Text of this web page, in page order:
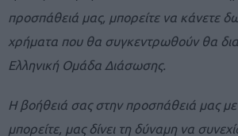
προσπάθειά μας, μπορείτε να κάνετε
χρήματα που θα συγκεντρωθούν θα
Ελληνική Ομάδα Διάσωσης.
Η βοήθειά σας στην προσπάθειά μας
μπορείτε, μας δίνει τη δύναμη να